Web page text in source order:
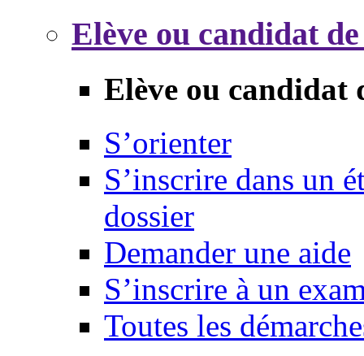
Elève ou candidat
Elève ou candidat
S’orienter
S’inscrire dans un
dossier
Demander une aide
S’inscrire à un
Toutes les